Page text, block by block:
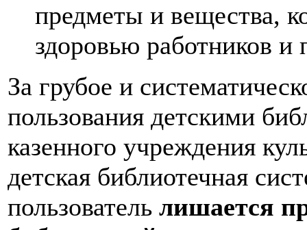
предметы и вещества,
здоровью работников и
За грубое и
пользования детскими
казенного учреждения
детская библиотечная
пользователь лишается